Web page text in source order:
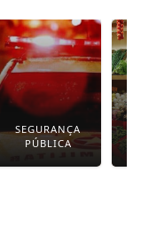
SEGURANÇA
PÚBLICA